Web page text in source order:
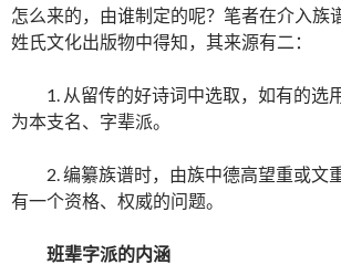
怎么来的，由谁制定的呢？笔者在介入族
姓氏文化出版物中得知，其来源有二：
1. 从留传的好诗词中选取，如有的选
为本支名、字辈派。
2. 编纂族谱时，由族中德高望重或文
有一个资格、权威的问题。
班辈字派的内涵